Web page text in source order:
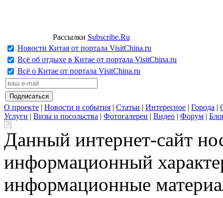
Рассылки Subscribe.Ru
Новости Китая от портала VisitChina.ru
Всё об отдыхе в Китае от портала VisitChina.ru
Всё о Китае от портала VisitChina.ru
О проекте | Новости и события | Статьи | Интересное | Города |
Услуги | Визы и посольства | Фотогалереи | Видео | Форум |
Данный интернет-сайт
информационный
информационные